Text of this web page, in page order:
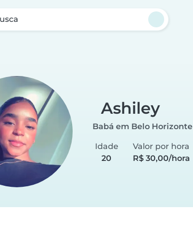
Ashiley
Babá em Belo Horizonte
Idade
20
Valor por hora
R$ 30,00/hora